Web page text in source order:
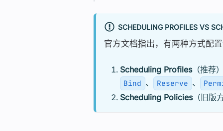
SCHEDULING PROFILES VS
官方文档指出，有两种方式配
Scheduling Profiles（推荐
Bind 、 Reserve 、
Scheduling Policies（旧版